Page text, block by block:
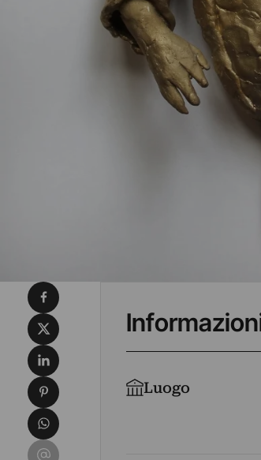
Luogo
Condividi su Facebook
Condividi su X
Condividi su LinkedIn
Condividi su Pinterest
Condividi su WhatsApp
Condividi su Email